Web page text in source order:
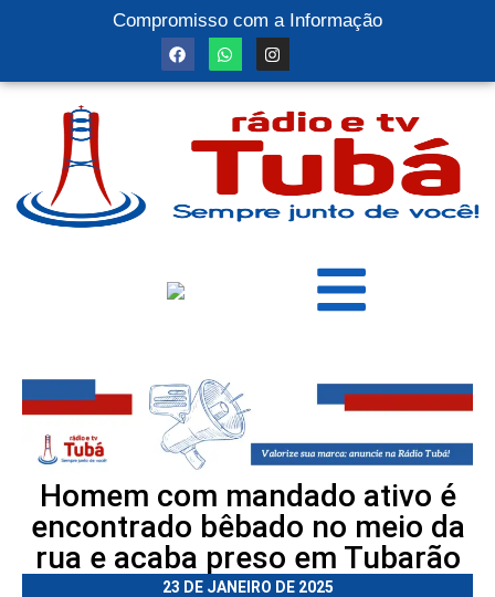
Compromisso com a Informação
Homem com mandado ativo é
encontrado bêbado no meio da
rua e acaba preso em Tubarão
23 DE JANEIRO DE 2025